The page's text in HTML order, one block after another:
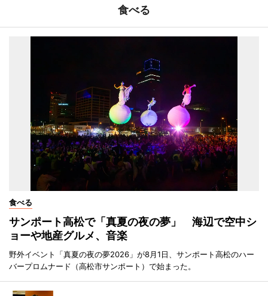
食べる
食べる
サンポート高松で「真夏の夜の夢」 海辺で空中シ
ョーや地産グルメ、音楽
野外イベント「真夏の夜の夢2026」が8月1日、サンポート高松のハー
バープロムナード（高松市サンポート）で始まった。